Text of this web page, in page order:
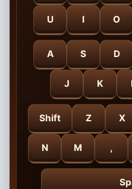
U I O
A S D
J K
Shift Z X
N M ,